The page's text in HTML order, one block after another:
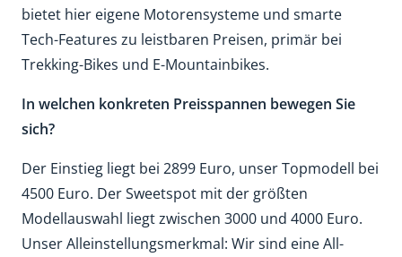
bietet hier eigene Motorensysteme und smarte
Tech-Features zu leistbaren Preisen, primär bei
Trekking-Bikes und E-Mountainbikes.
In welchen konkreten Preisspannen bewegen Sie
sich?
Der Einstieg liegt bei 2899 Euro, unser Topmodell bei
4500 Euro. Der Sweetspot mit der größten
Modellauswahl liegt zwischen 3000 und 4000 Euro.
Unser Alleinstellungsmerkmal: Wir sind eine All-